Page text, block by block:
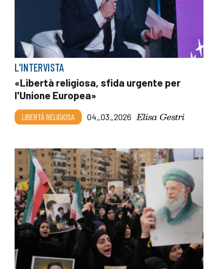
L'INTERVISTA
«Libertà religiosa, sfida urgente per
l'Unione Europea»
LIBERTÀ RELIGIOSA 04_03_2026 Elisa Gestri